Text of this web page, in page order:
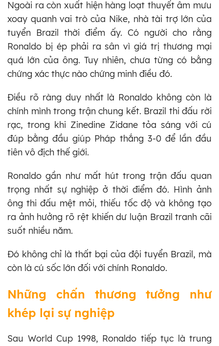
Ngoài ra còn xuất hiện hàng loạt thuyết âm mưu
xoay quanh vai trò của Nike, nhà tài trợ lớn của
tuyển Brazil thời điểm ấy. Có người cho rằng
Ronaldo bị ép phải ra sân vì giá trị thương mại
quá lớn của ông. Tuy nhiên, chưa từng có bằng
chứng xác thực nào chứng minh điều đó.
Điều rõ ràng duy nhất là Ronaldo không còn là
chính mình trong trận chung kết. Brazil thi đấu rời
rạc, trong khi Zinedine Zidane tỏa sáng với cú
đúp bằng đầu giúp Pháp thắng 3-0 để lần đầu
tiên vô địch thế giới.
Ronaldo gần như mất hút trong trận đấu quan
trọng nhất sự nghiệp ở thời điểm đó. Hình ảnh
ông thi đấu mệt mỏi, thiếu tốc độ và không tạo
ra ảnh hưởng rõ rệt khiến dư luận Brazil tranh cãi
suốt nhiều năm.
Đó không chỉ là thất bại của đội tuyển Brazil, mà
còn là cú sốc lớn đối với chính Ronaldo.
Những chấn thương tưởng như
khép lại sự nghiệp
Sau World Cup 1998, Ronaldo tiếp tục là trung